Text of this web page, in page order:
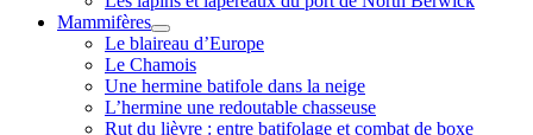
Mammifères
ouvrir
menu
Le blaireau d’Europe
Le Chamois
Une hermine batifole dans la neige
L’hermine une redoutable chasseuse
Rut du lièvre : entre batifolage et combat de boxe